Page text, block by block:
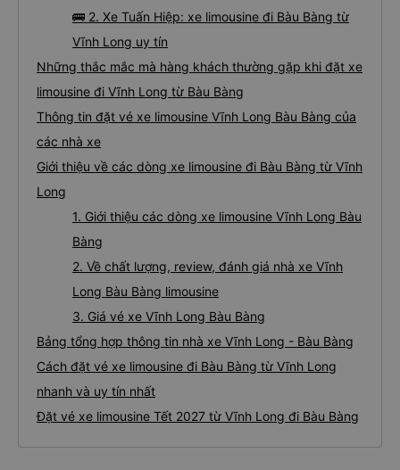
🚌 2. Xe Tuấn Hiệp: xe limousine đi Bàu Bàng từ
Vĩnh Long uy tín
Những thắc mắc mà hàng khách thường gặp khi đặt xe
limousine đi Vĩnh Long từ Bàu Bàng
Thông tin đặt vé xe limousine Vĩnh Long Bàu Bàng của
các nhà xe
Giới thiệu về các dòng xe limousine đi Bàu Bàng từ Vĩnh
Long
1. Giới thiệu các dòng xe limousine Vĩnh Long Bàu
Bàng
2. Về chất lượng, review, đánh giá nhà xe Vĩnh
Long Bàu Bàng limousine
3. Giá vé xe Vĩnh Long Bàu Bàng
Bảng tổng hợp thông tin nhà xe Vĩnh Long - Bàu Bàng
Cách đặt vé xe limousine đi Bàu Bàng từ Vĩnh Long
nhanh và uy tín nhất
Đặt vé xe limousine Tết 2027 từ Vĩnh Long đi Bàu Bàng